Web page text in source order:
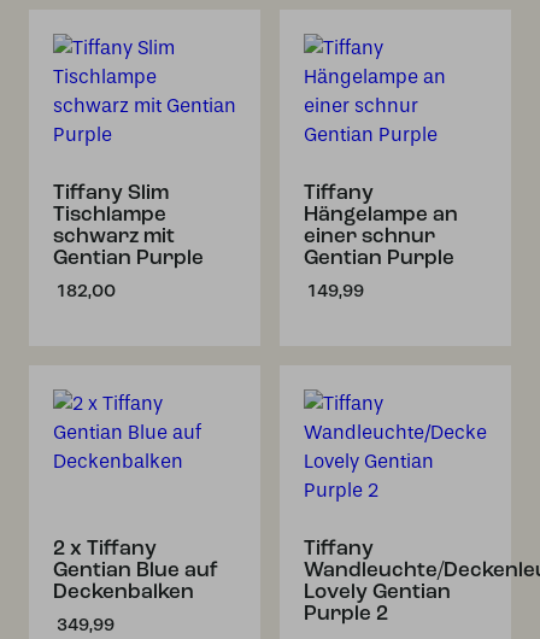
Tiffany Slim
Tischlampe
schwarz mit
Gentian Purple
182,00
Tiffany
Hängelampe an
einer schnur
Gentian Purple
149,99
2 x Tiffany
Gentian Blue auf
Deckenbalken
349,99
Tiffany
Wandleuchte/
Lovely Gentian
Purple 2